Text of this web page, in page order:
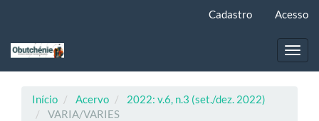
principal
Cadastro Acesso
Início Acervo
2022: v.6, n.3 (set./dez. 2022)
VARIA/VARIES